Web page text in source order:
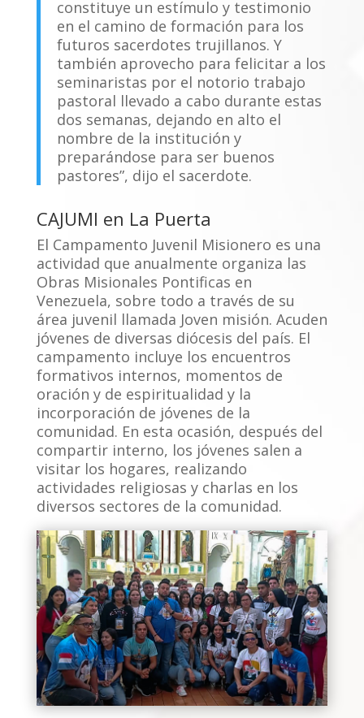
constituye un estímulo y testimonio
en el camino de formación para los
futuros sacerdotes trujillanos. Y
también aprovecho para felicitar a los
seminaristas por el notorio trabajo
pastoral llevado a cabo durante estas
dos semanas, dejando en alto el
nombre de la institución y
preparándose para ser buenos
pastores”, dijo el sacerdote.
CAJUMI en La Puerta
El Campamento Juvenil Misionero es una
actividad que anualmente organiza las
Obras Misionales Pontificas en
Venezuela, sobre todo a través de su
área juvenil llamada Joven misión. Acuden
jóvenes de diversas diócesis del país. El
campamento incluye los encuentros
formativos internos, momentos de
oración y de espiritualidad y la
incorporación de jóvenes de la
comunidad. En esta ocasión, después del
compartir interno, los jóvenes salen a
visitar los hogares, realizando
actividades religiosas y charlas en los
diversos sectores de la comunidad.